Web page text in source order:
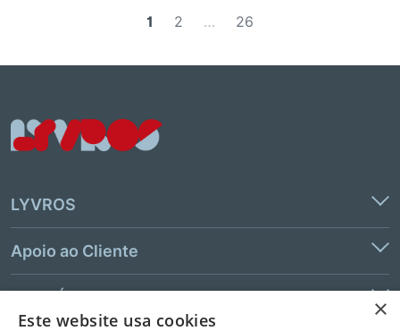
1 2 … 26
LYVROS
Apoio ao Cliente
×
Este website usa cookies